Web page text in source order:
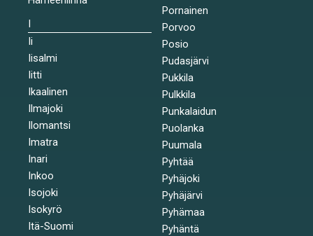
I
Ii
Iisalmi
Iitti
Ikaalinen
Ilmajoki
Ilomantsi
Imatra
Inari
Inkoo
Isojoki
Isokyrö
Itä-Suomi
Pornainen
Porvoo
Posio
Pudasjärvi
Pukkila
Pulkkila
Punkalaidun
Puolanka
Puumala
Pyhtää
Pyhäjoki
Pyhäjärvi
Pyhämaa
Pyhäntä